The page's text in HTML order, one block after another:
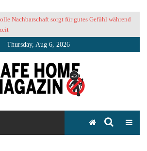
Nachbarschaft sorgt für gutes Gefühl während
Thursday, Aug 6, 2026
Magazin